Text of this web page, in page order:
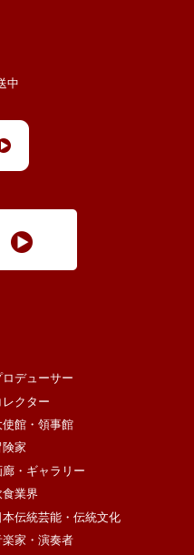
中
ロデューサー
レクター
使館・領事館
険家
廊・ギャラリー
食業界
本伝統芸能・伝統文化
楽家・演奏者